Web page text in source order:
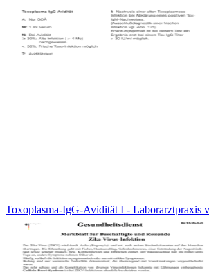
Toxoplasma-IgG-Avidität I - Laborarztpraxis